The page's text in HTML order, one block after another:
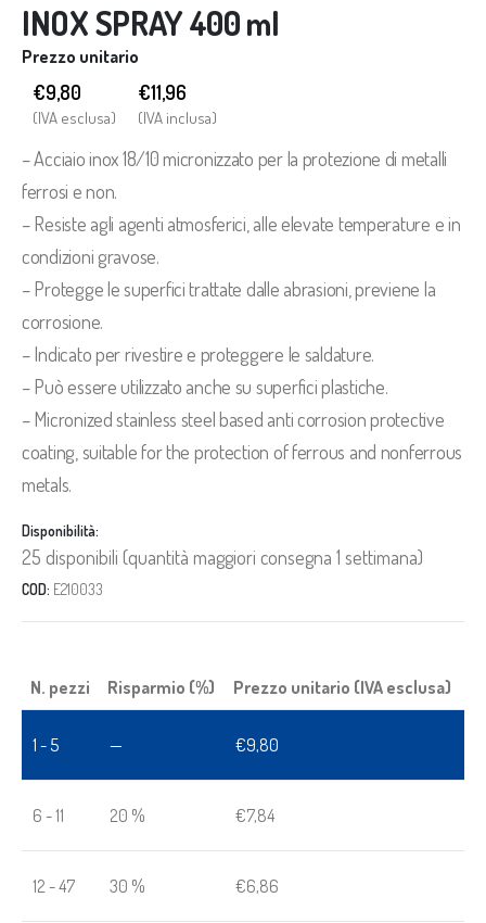
INOX SPRAY 400 ml
Prezzo unitario
€9,80
(IVA esclusa)
€11,96
(IVA inclusa)
– Acciaio inox 18/10 micronizzato per la protezione di metalli
ferrosi e non.
– Resiste agli agenti atmosferici, alle elevate temperature e in
condizioni gravose.
– Protegge le superfici trattate dalle abrasioni, previene la
corrosione.
– Indicato per rivestire e proteggere le saldature.
– Può essere utilizzato anche su superfici plastiche.
– Micronized stainless steel based anti corrosion protective
coating, suitable for the protection of ferrous and nonferrous
metals.
Disponibilità:
25 disponibili (quantità maggiori consegna 1 settimana)
COD: E210033
N. pezzi Risparmio (%) Prezzo unitario (IVA esclusa)
1 - 5 — €9,80
6 - 11 20 % €7,84
12 - 47 30 % €6,86